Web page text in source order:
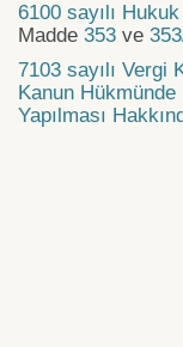
6100 sayılı
Madde 353 ve
7103 sayılı Vergi
Kanun
Yapılması